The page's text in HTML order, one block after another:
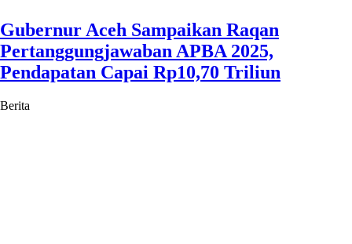
Gubernur Aceh Sampaikan Raqan
Pertanggungjawaban APBA 2025,
Pendapatan Capai Rp10,70 Triliun
Berita